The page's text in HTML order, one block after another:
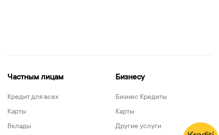
Частным лицам
Кредит для всех
Карты
Вклады
Бизнесу
Бизнес Кредиты
Карты
Другие услуги